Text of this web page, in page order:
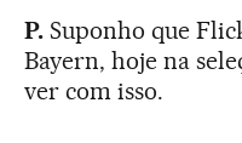
P. Suponho que
Bayern, hoje na
ver com isso.